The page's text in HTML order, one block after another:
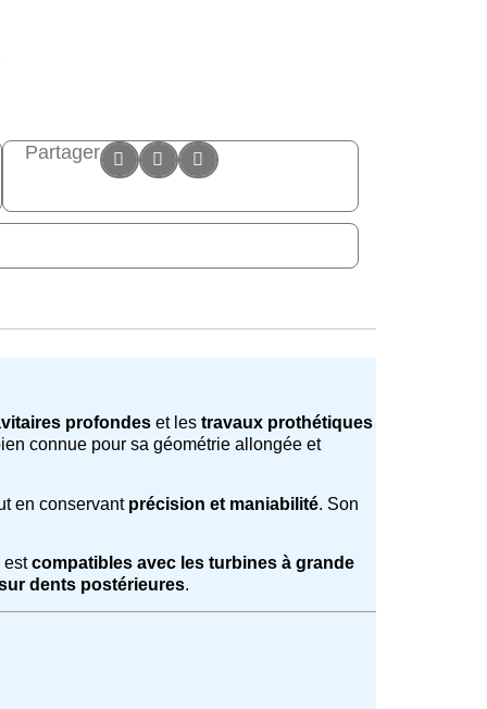
Partager
profondes et les travaux prothétiques
connue pour sa géométrie allongée et
en conservant précision et maniabilité. Son
estcompatibles avec les turbines à grande
dents postérieures.